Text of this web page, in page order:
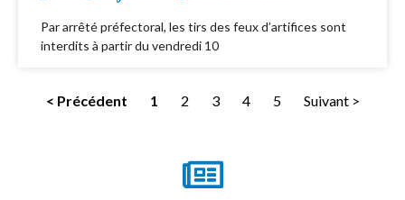
Par arrêté préfectoral, les tirs des feux d’artifices sont
interdits à partir du vendredi 10
< Précédent 1 2 3 4 5 Suivant >